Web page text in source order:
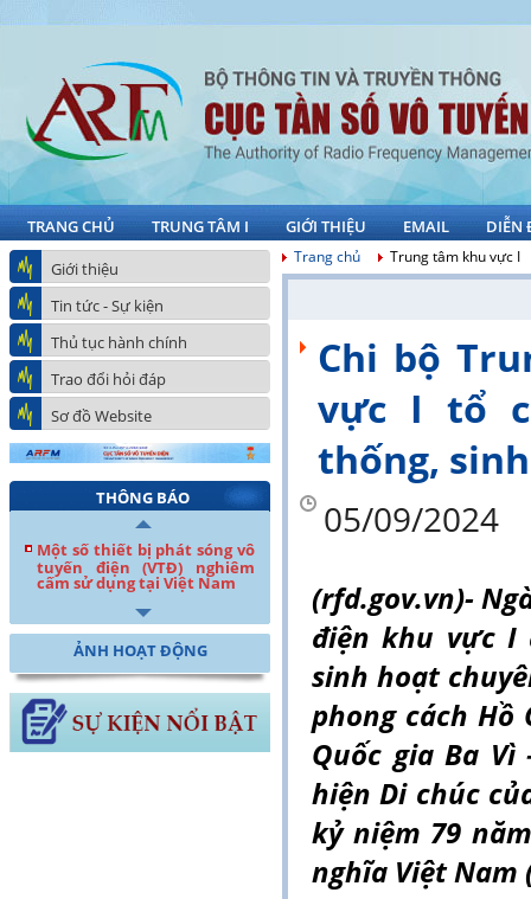
TRANG CHỦ TRUNG TÂM I GIỚI THIỆU EMAIL
DIỄN
Giới thiệu
Tin tức - Sự kiện
Thủ tục hành chính
Trao đổi hỏi đáp
Sơ đồ Website
THÔNG BÁO
Một số thiết bị phát sóng vô
tuyến điện (VTĐ) nghiêm
cấm sử dụng tại Việt Nam
ẢNH HOẠT ĐỘNG
Trang chủ Trung tâm khu vực I
Chi bộ
vực I tổ
thống,
05/09/2024
(rfd.gov.vn)-
điện khu vực I
sinh hoạt
phong cách
Quốc gia Ba
hiện Di chúc
kỷ niệm 79
nghĩa Việt Nam